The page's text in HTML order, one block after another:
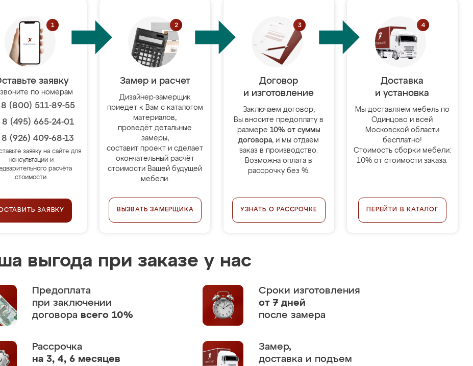
заявку
по номерам
8 (800) 511-89-55
8 (495) 665-24-01
8 (926) 409-68-13
заявку на сайте для
консультации и
расчёта
стоимости.
ЗАЯВКУ
Замер и расчет
Дизайнер-замерщик
приедет к Вам с каталогом
материалов,
проведёт детальные
замеры,
составит проект и сделает
окончательный расчёт
стоимости Вашей будущей
мебели.
ВЫЗВАТЬ ЗАМЕРЩИКА
Договор
и изготовление
Заключаем договор,
Вы вносите предоплату в
размере 10% от суммы
договора, и мы отдаём
заказ в производство.
Возможна оплата в
рассрочку без %.
УЗНАТЬ О РАССРОЧКЕ
Доставка
и установка
Мы доставляем мебель по
Одинцово и всей
Московской области
бесплатно!
Стоимость сборки мебели:
10% от стоимости заказа.
ПЕРЕЙТИ В КАТАЛОГ
выгода при заказе у нас
Предоплата
при заключении
договора всего 10%
Сроки изготовления
от 7 дней
после замера
Рассрочка
на 3, 4, 6 месяцев
Замер,
доставка и подъем